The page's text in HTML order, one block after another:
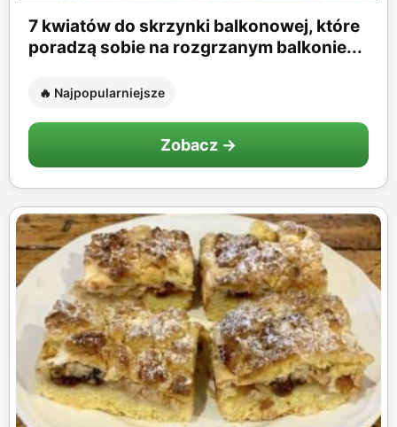
7 kwiatów do skrzynki balkonowej, które
poradzą sobie na rozgrzanym balkonie...
🔥 Najpopularniejsze
Zobacz →